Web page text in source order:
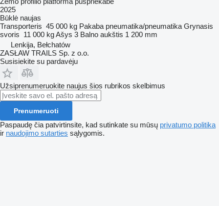
2025
Būklė naujas
Transporteris 45 000 kg Pakaba pneumatika/pneumatika Grynasis
svoris 11 000 kgAšys 3 Balno aukštis 1 200 mm
Lenkija, Bełchatów
ZASŁAW TRAILS Sp. z o.o.
Susisiekite su pardavėju
Užsiprenumeruokite naujus šios rubrikos skelbimus
Prenumeruoti
Paspaudę čia patvirtinsite, kad sutinkate su mūsų privatumo politika
ir naudojimo sutarties sąlygomis.